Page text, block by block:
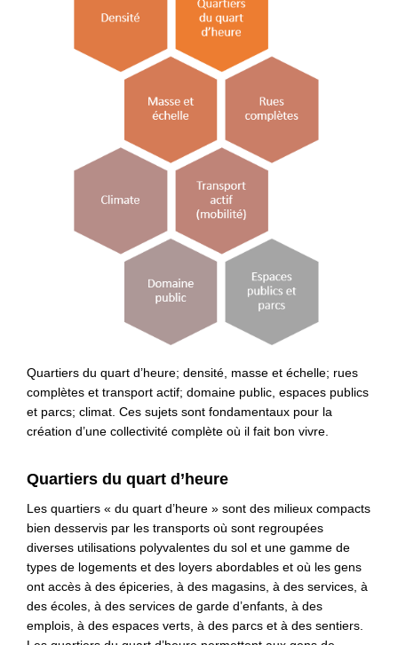
Quartiers du quart d’heure; densité, masse et échelle; rues
complètes et transport actif; domaine public, espaces publics
et parcs; climat. Ces sujets sont fondamentaux pour la
création d’une collectivité complète où il fait bon vivre.
Quartiers du quart d’heure
Les quartiers « du quart d’heure » sont des milieux compacts
bien desservis par les transports où sont regroupées
diverses utilisations polyvalentes du sol et une gamme de
types de logements et des loyers abordables et où les gens
ont accès à des épiceries, à des magasins, à des services, à
des écoles, à des services de garde d’enfants, à des
emplois, à des espaces verts, à des parcs et à des sentiers.